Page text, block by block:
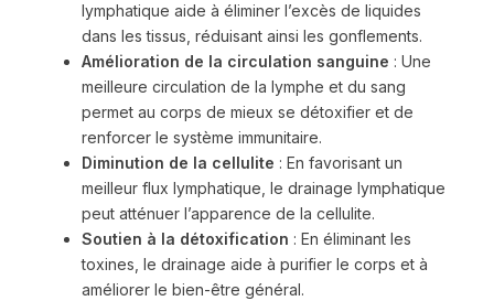
lymphatique aide à éliminer l’excès de liquides
dans les tissus, réduisant ainsi les gonflements.
Amélioration de la circulation sanguine : Une
meilleure circulation de la lymphe et du sang
permet au corps de mieux se détoxifier et de
renforcer le système immunitaire.
Diminution de la cellulite : En favorisant un
meilleur flux lymphatique, le drainage lymphatique
peut atténuer l’apparence de la cellulite.
Soutien à la détoxification : En éliminant les
toxines, le drainage aide à purifier le corps et à
améliorer le bien-être général.